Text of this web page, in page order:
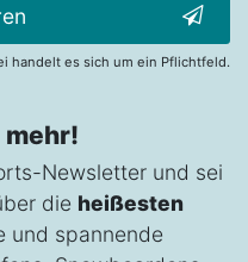
handelt es sich um ein Pflichtfeld.
mehr!
Newsletter und sei
die heißesten
und spannende